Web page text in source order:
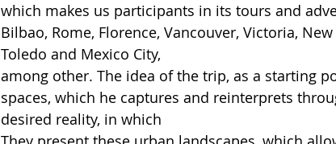
which makes us participants in its tours and
Bilbao, Rome, Florence, Vancouver, Victoria,
Toledo and Mexico City,
among other. The idea of ​​the trip, as a starting
spaces, which he captures and reinterprets
desired reality, in which